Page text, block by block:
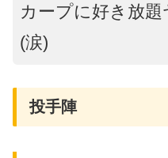
カープに好き放
(涙)
投手陣